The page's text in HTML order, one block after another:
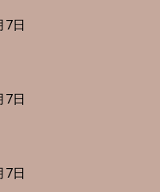
7日
7日
7日